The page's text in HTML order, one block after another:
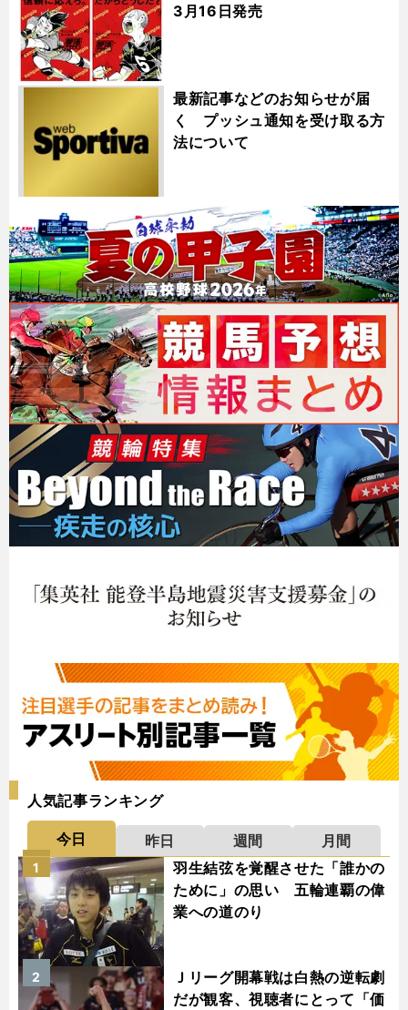
3月16日発売
最新記事などのお知らせが届
く プッシュ通知を受け取る方
法について
人気記事ランキング
今日 昨日 週間
月間
羽生結弦を覚醒させた「誰かの
ために」の思い 五輪連覇の偉
業への道のり
1
Ｊリーグ開幕戦は白熱の逆転劇
だが観客、視聴者にとって「価
2